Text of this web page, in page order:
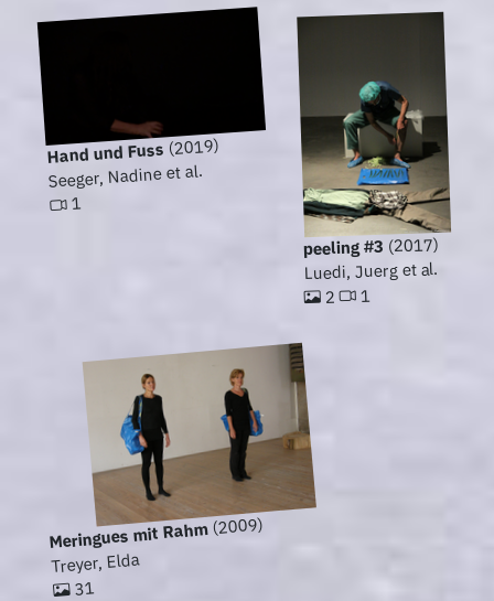
Hand und Fuss (2019)
Seeger, Nadine et al.
1
peeling #3 (2017)
Luedi, Juerg et al.
2 1
Meringues mit Rahm(2009)
Treyer, Elda
31